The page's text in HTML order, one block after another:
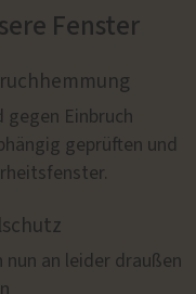
Fenster
gegen Einbruch
geprüften und
nun an leider draußen